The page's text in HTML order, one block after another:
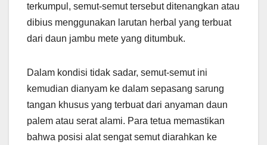
terkumpul, semut-semut tersebut ditenangkan atau
dibius menggunakan larutan herbal yang terbuat
dari daun jambu mete yang ditumbuk.
Dalam kondisi tidak sadar, semut-semut ini
kemudian dianyam ke dalam sepasang sarung
tangan khusus yang terbuat dari anyaman daun
palem atau serat alami. Para tetua memastikan
bahwa posisi alat sengat semut diarahkan ke